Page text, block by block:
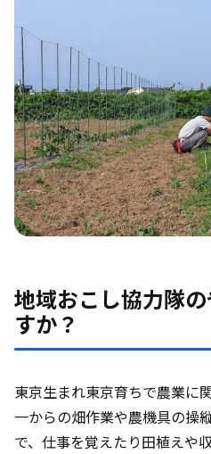
地域おこし協力隊
すか？
東京生まれ東京育ちで農業に
一からの畑作業や農機具の操
で、仕事を覚えたり田植えや